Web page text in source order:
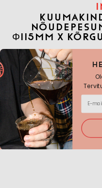
Φ115MM X
FILTERKOHVI
Kogus